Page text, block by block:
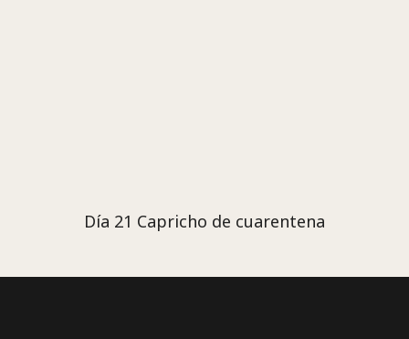
Día 21 Capricho de cuarentena